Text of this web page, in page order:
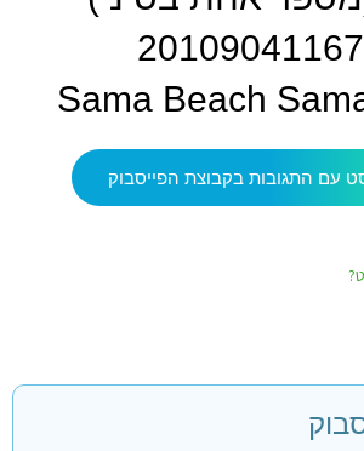
Sama Beach
עם התגובות בקבוצת הפייסבוק